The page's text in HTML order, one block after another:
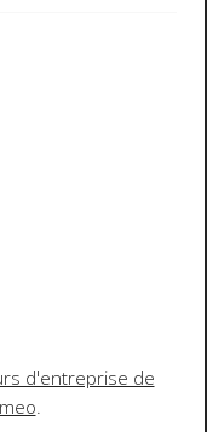
d'entreprise de
.